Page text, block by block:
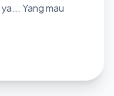
Yang mau